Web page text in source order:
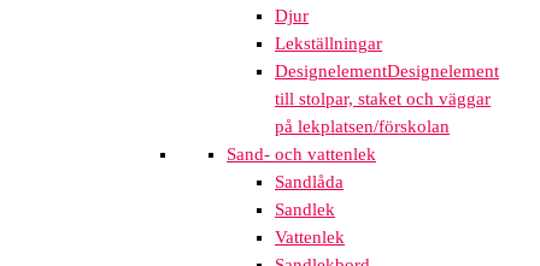
Djur
Lekställningar
DesignelementDesignelement
till stolpar, staket och väggar
på lekplatsen/förskolan
Sand- och vattenlek
Sandlåda
Sandlek
Vattenlek